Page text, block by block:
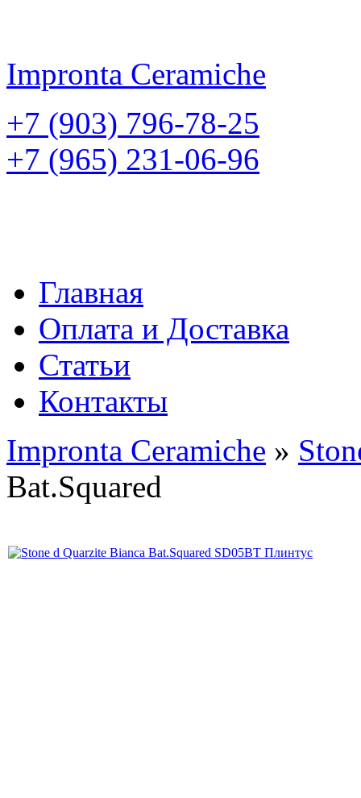
Impronta Ceramiche
+7 (903) 796-78-25
+7 (965) 231-06-96
Главная
Оплата и Доставка
Статьи
Контакты
Impronta Ceramiche »
Bat.Squared